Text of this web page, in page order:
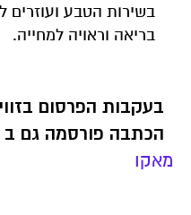
בשירות הטבע ועוזרים
בריאה וראויה למחייה.
בעקבות הפרסום
הכתבה פורסמה גם ב
מאקו